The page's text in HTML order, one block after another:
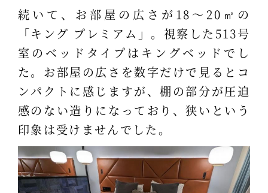
続いて、お部屋の広さが18～20㎡の
「キング プレミアム」。視察した513号
室のベッドタイプはキングベッドでし
た。お部屋の広さを数字だけで見るとコ
ンパクトに感じますが、棚の部分が圧迫
感のない造りになっており、狭いという
印象は受けませんでした。